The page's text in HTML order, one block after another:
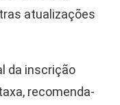
atualizações
da inscrição
recomenda-